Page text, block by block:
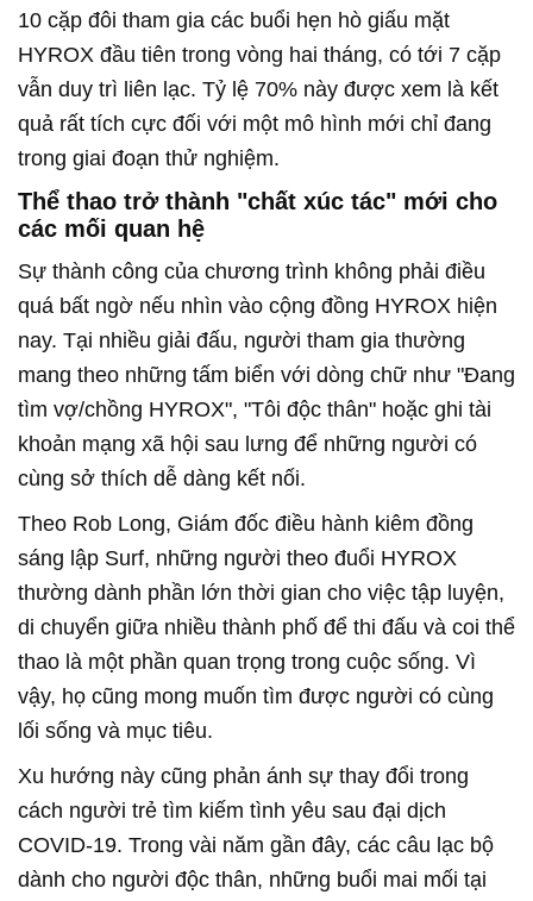
10 cặp đôi tham gia các buổi hẹn hò giấu mặt
HYROX đầu tiên trong vòng hai tháng, có tới 7 cặp
vẫn duy trì liên lạc. Tỷ lệ 70% này được xem là kết
quả rất tích cực đối với một mô hình mới chỉ đang
trong giai đoạn thử nghiệm.
Thể thao trở thành "chất xúc tác" mới cho
các mối quan hệ
Sự thành công của chương trình không phải điều
quá bất ngờ nếu nhìn vào cộng đồng HYROX hiện
nay. Tại nhiều giải đấu, người tham gia thường
mang theo những tấm biển với dòng chữ như "Đang
tìm vợ/chồng HYROX", "Tôi độc thân" hoặc ghi tài
khoản mạng xã hội sau lưng để những người có
cùng sở thích dễ dàng kết nối.
Theo Rob Long, Giám đốc điều hành kiêm đồng
sáng lập Surf, những người theo đuổi HYROX
thường dành phần lớn thời gian cho việc tập luyện,
di chuyển giữa nhiều thành phố để thi đấu và coi thể
thao là một phần quan trọng trong cuộc sống. Vì
vậy, họ cũng mong muốn tìm được người có cùng
lối sống và mục tiêu.
Xu hướng này cũng phản ánh sự thay đổi trong
cách người trẻ tìm kiếm tình yêu sau đại dịch
COVID-19. Trong vài năm gần đây, các câu lạc bộ
dành cho người độc thân, những buổi mai mối tại